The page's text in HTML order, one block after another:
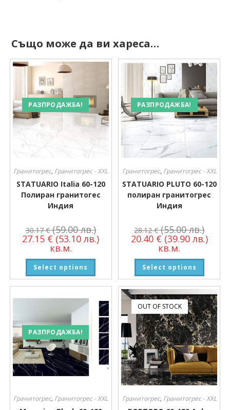
Също може да ви хареса…
РАЗПРОДАЖБА!
Гранитогрес, Гранитогрес - XXL
STATUARIO Italia 60-120
Полиран гранитогес
Индия
30.17€ (59.00 лв.)
27.15 € (53.10 лв.)
кв.м.
Select options
РАЗПРОДАЖБА!
Гранитогрес, Гранитогрес - XXL
STATUARIO PLUTO 60-120
полиран гранитогрес
Индия
28.12€ (55.00 лв.)
20.40 € (39.90 лв.)
кв.м.
Select options
РАЗПРОДАЖБА!
Гранитогрес, Гранитогрес - XXL
OUT OF STOCK
Гранитогрес, Гранитогрес - XXL